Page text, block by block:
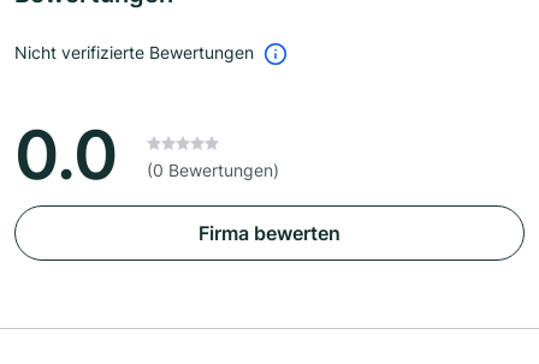
Nicht verifizierte Bewertungen
0.0 (0 Bewertungen)
Firma bewerten